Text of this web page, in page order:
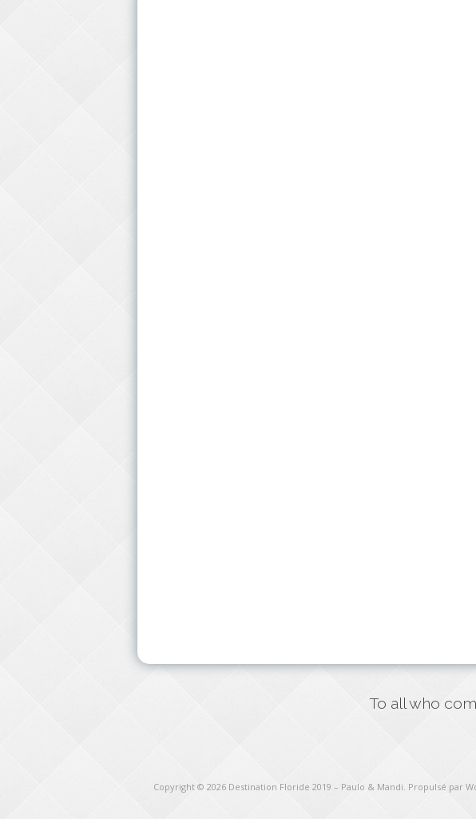
To all who
Copyright © 2026 Destination Floride 2019 – Paulo & Mandi. Propulsé par